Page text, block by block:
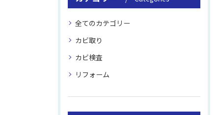
全てのカテゴリー
カビ取り
カビ検査
リフォーム